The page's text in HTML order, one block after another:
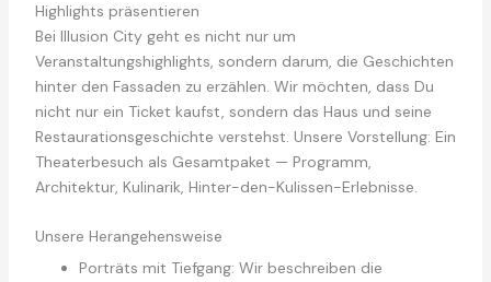
Highlights präsentieren
Bei Illusion City geht es nicht nur um
Veranstaltungshighlights, sondern darum, die Geschichten
hinter den Fassaden zu erzählen. Wir möchten, dass Du
nicht nur ein Ticket kaufst, sondern das Haus und seine
Restaurationsgeschichte verstehst. Unsere Vorstellung: Ein
Theaterbesuch als Gesamtpaket — Programm,
Architektur, Kulinarik, Hinter-den-Kulissen-Erlebnisse.
Unsere Herangehensweise
Porträts mit Tiefgang: Wir beschreiben die